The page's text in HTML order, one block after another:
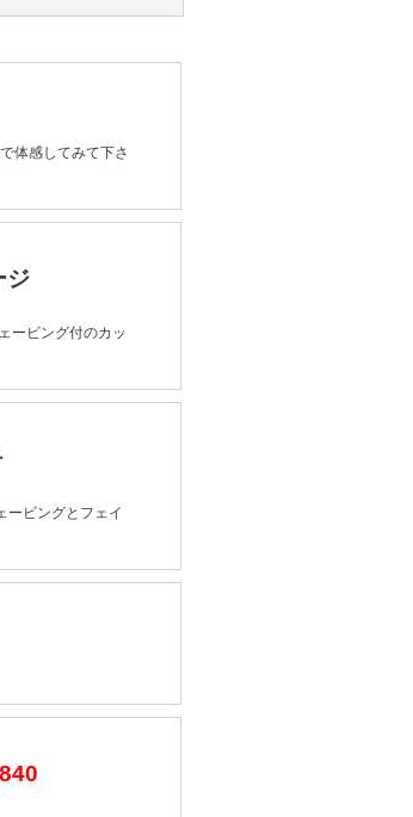
体感してみて下さ
ジ
ービング付のカッ
ービングとフェイ